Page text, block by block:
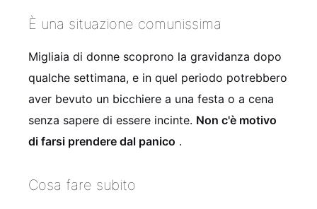
È una situazione comunissima
Migliaia di donne scoprono la gravidanza dopo
qualche settimana, e in quel periodo potrebbero
aver bevuto un bicchiere a una festa o a cena
senza sapere di essere incinte. Non c'è motivo
di farsi prendere dal panico .
Cosa fare subito